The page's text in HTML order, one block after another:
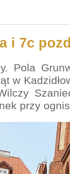
i 7c
Pola
w
przy